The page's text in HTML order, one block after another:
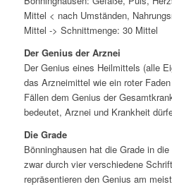
Mittel < nach Umständen,
Mittel -> Schnittmenge: 30 Mittel
Der Genius der Arznei
Der Genius eines Heilmittels (alle
das Arzneimittel wie ein roter
Fällen dem Genius der
bedeutet, Arznei und Krankheit
Die Grade
Bönninghausen hat die Grade in
zwar durch vier verschiedene
repräsentieren den Genius am